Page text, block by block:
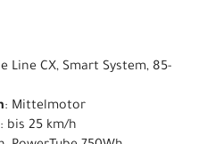
Line CX, Smart System, 85-
: Mittelmotor
: bis 25 km/h